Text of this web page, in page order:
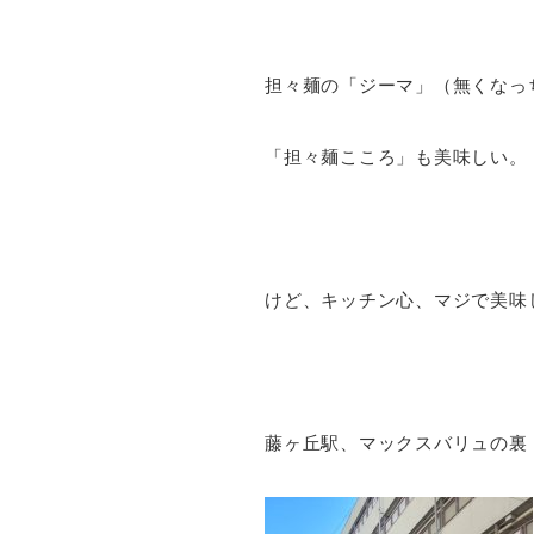
担々麺の「ジーマ」（無くなっ
「担々麺こころ」も美味しい。
けど、キッチン心、マジで美味
藤ヶ丘駅、マックスバリュの裏